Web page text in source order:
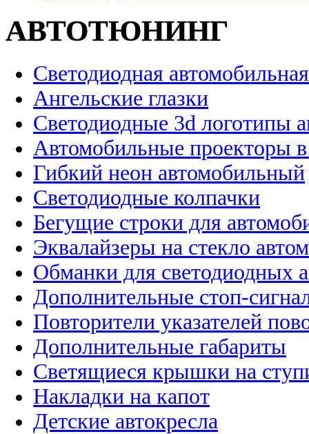
АВТОТЮНИНГ
Светодиодная
Ангельские глазки
Светодиодные 3d логотипы
Автомобильные проекторы
Гибкий неон автомобильный
Светодиодные колпачки
Бегущие строки для
Эквалайзеры на стекло
Обманки для светодиодных
Дополнительные стоп-
Повторители указателей
Дополнительные габариты
Светящиеся крышки на
Накладки на капот
Детские автокресла